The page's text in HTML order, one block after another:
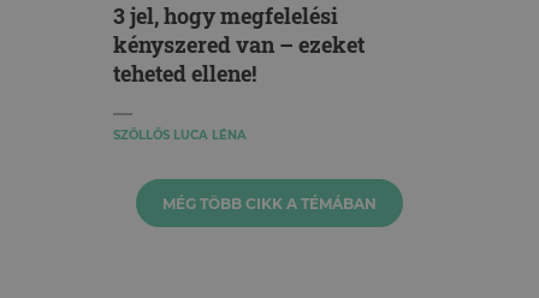
3 jel, hogy megfelelési
kényszered van – ezeket
teheted ellene!
SZÖLLŐS LUCA LÉNA
MÉG TÖBB CIKK A TÉMÁBAN